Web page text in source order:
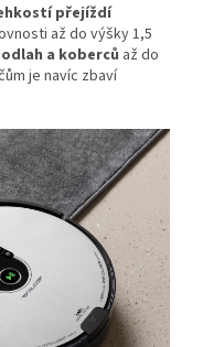
přejíždí
až do výšky 1,5
a koberců až do
je navíc zbaví